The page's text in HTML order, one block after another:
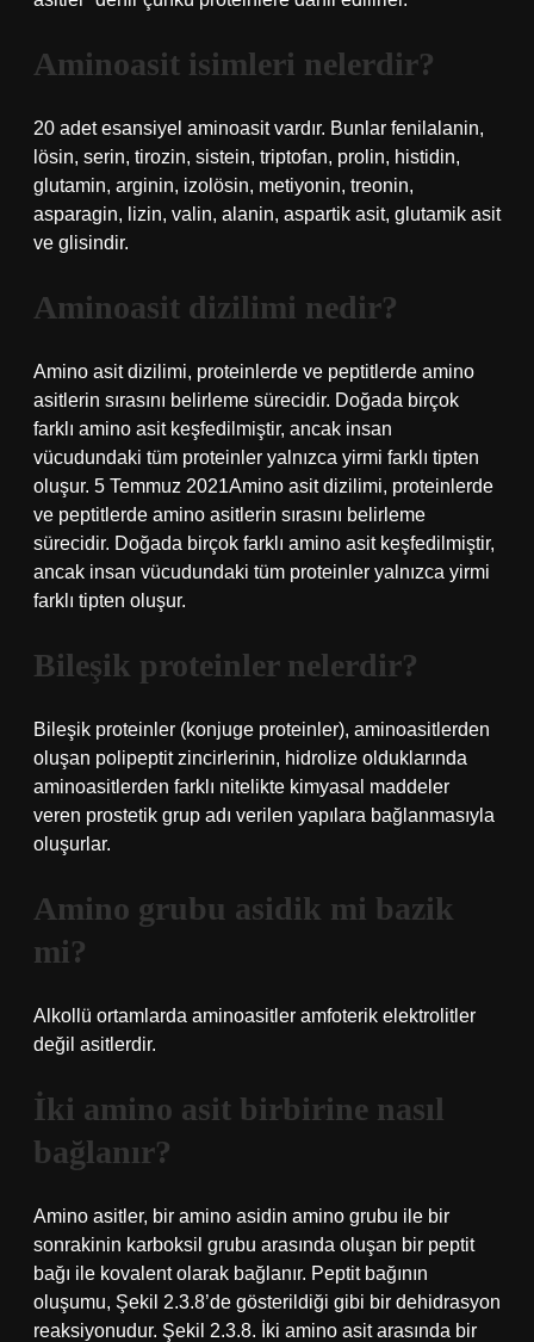
Aminoasit isimleri nelerdir?
20 adet esansiyel aminoasit vardır. Bunlar fenilalanin,
lösin, serin, tirozin, sistein, triptofan, prolin, histidin,
glutamin, arginin, izolösin, metiyonin, treonin,
asparagin, lizin, valin, alanin, aspartik asit, glutamik asit
ve glisindir.
Aminoasit dizilimi nedir?
Amino asit dizilimi, proteinlerde ve peptitlerde amino
asitlerin sırasını belirleme sürecidir. Doğada birçok
farklı amino asit keşfedilmiştir, ancak insan
vücudundaki tüm proteinler yalnızca yirmi farklı tipten
oluşur. 5 Temmuz 2021Amino asit dizilimi, proteinlerde
ve peptitlerde amino asitlerin sırasını belirleme
sürecidir. Doğada birçok farklı amino asit keşfedilmiştir,
ancak insan vücudundaki tüm proteinler yalnızca yirmi
farklı tipten oluşur.
Bileşik proteinler nelerdir?
Bileşik proteinler (konjuge proteinler), aminoasitlerden
oluşan polipeptit zincirlerinin, hidrolize olduklarında
aminoasitlerden farklı nitelikte kimyasal maddeler
veren prostetik grup adı verilen yapılara bağlanmasıyla
oluşurlar.
Amino grubu asidik mi bazik
mi?
Alkollü ortamlarda aminoasitler amfoterik elektrolitler
değil asitlerdir.
İki amino asit birbirine nasıl
bağlanır?
Amino asitler, bir amino asidin amino grubu ile bir
sonrakinin karboksil grubu arasında oluşan bir peptit
bağı ile kovalent olarak bağlanır. Peptit bağının
oluşumu, Şekil 2.3.8’de gösterildiği gibi bir dehidrasyon
reaksiyonudur. Şekil 2.3.8. İki amino asit arasında bir